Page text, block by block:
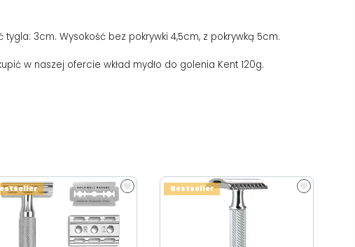
3cm. Wysokość bez pokrywki 4,5cm, z pokrywką 5cm.
w naszej ofercie wkład mydło do golenia Kent 120g.
Bestseller